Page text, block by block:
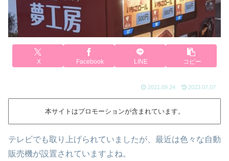
X Facebook LINE コピー
2021.09.24 2023.07.07
本サイトはプロモーションが含まれています。
テレビでも取り上げられていましたが、最近は色々な自動
販売機が設置されていますよね。